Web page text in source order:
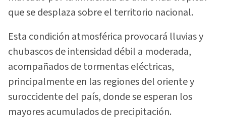
que se desplaza sobre el territorio nacional.
Esta condición atmosférica provocará lluvias y
chubascos de intensidad débil a moderada,
acompañados de tormentas eléctricas,
principalmente en las regiones del oriente y
suroccidente del país, donde se esperan los
mayores acumulados de precipitación.